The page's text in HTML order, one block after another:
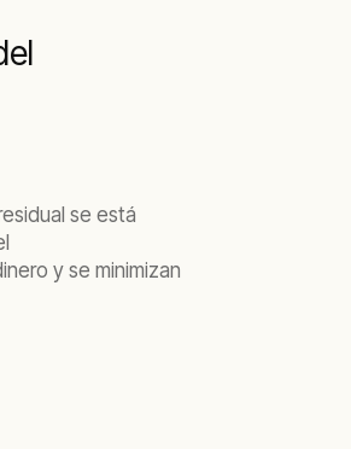
se está
y se minimizan